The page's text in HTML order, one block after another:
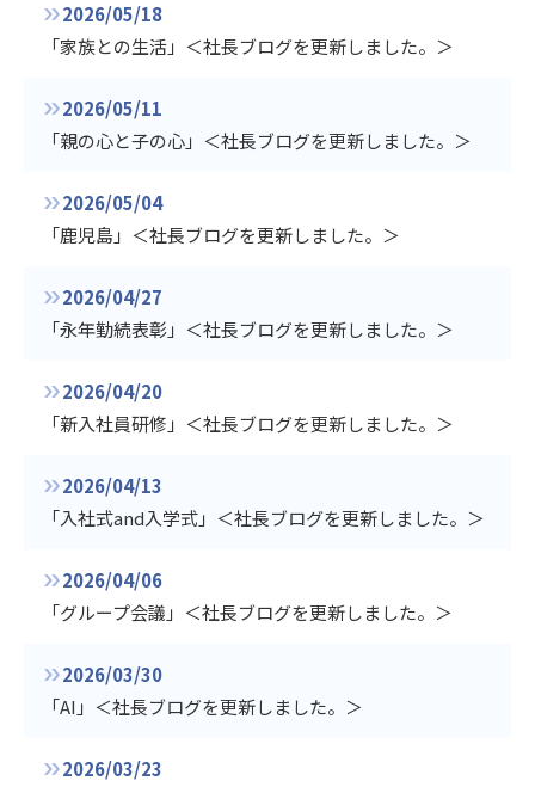
2026/05/18
「家族との生活」＜社長ブログを更新しました。＞
2026/05/11
「親の心と子の心」＜社長ブログを更新しました。＞
2026/05/04
「鹿児島」＜社長ブログを更新しました。＞
2026/04/27
「永年勤続表彰」＜社長ブログを更新しました。＞
2026/04/20
「新入社員研修」＜社長ブログを更新しました。＞
2026/04/13
「入社式and入学式」＜社長ブログを更新しました。＞
2026/04/06
「グループ会議」＜社長ブログを更新しました。＞
2026/03/30
「AI」＜社長ブログを更新しました。＞
2026/03/23